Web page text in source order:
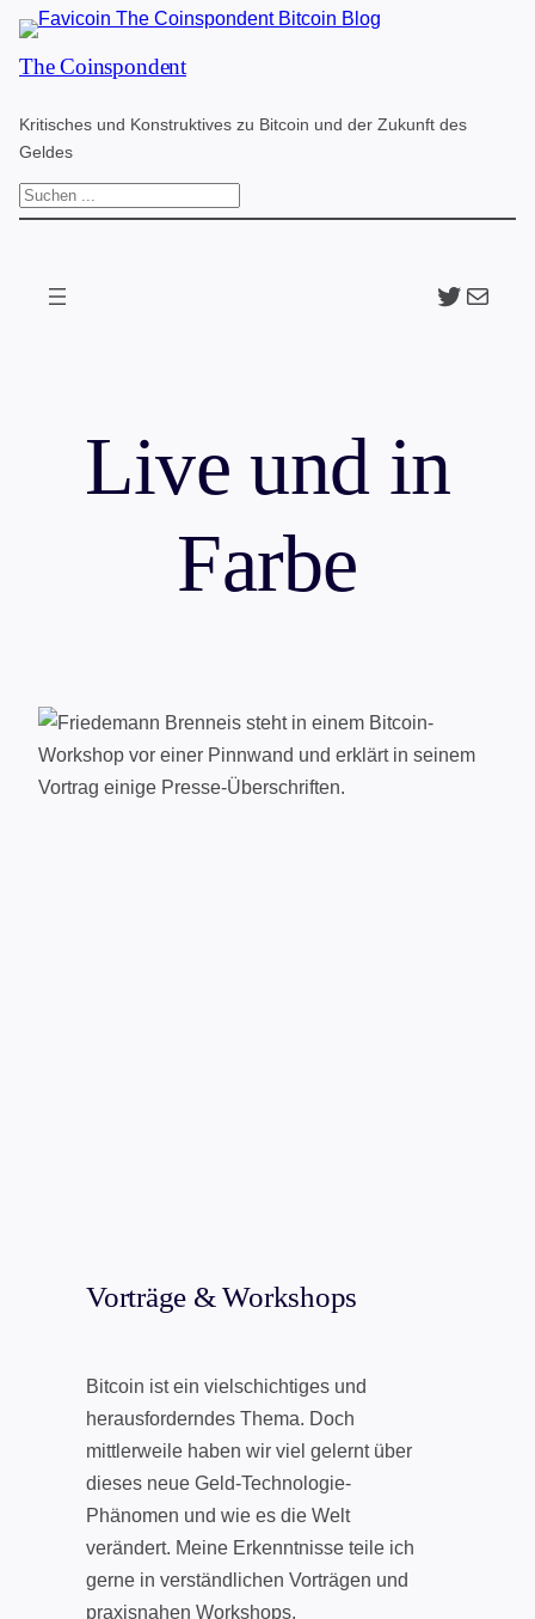
Zum
Inhalt
The Coinspondent
Kritisches und Konstruktives zu Bitcoin und der Zukunft des
Geldes
S
Twitter
The
Live und in
Farbe
Vorträge & Workshops
Bitcoin ist ein vielschichtiges und
herausforderndes Thema. Doch
mittlerweile haben wir viel gelernt über
dieses neue Geld-Technologie-
Phänomen und wie es die Welt
verändert. Meine Erkenntnisse teile ich
gerne in verständlichen Vorträgen und
praxisnahen Workshops.